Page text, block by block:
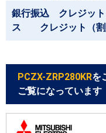
銀行振込 クレジッ
ス クレジット（割
PCZX-ZRP280KRを
ご覧になっています